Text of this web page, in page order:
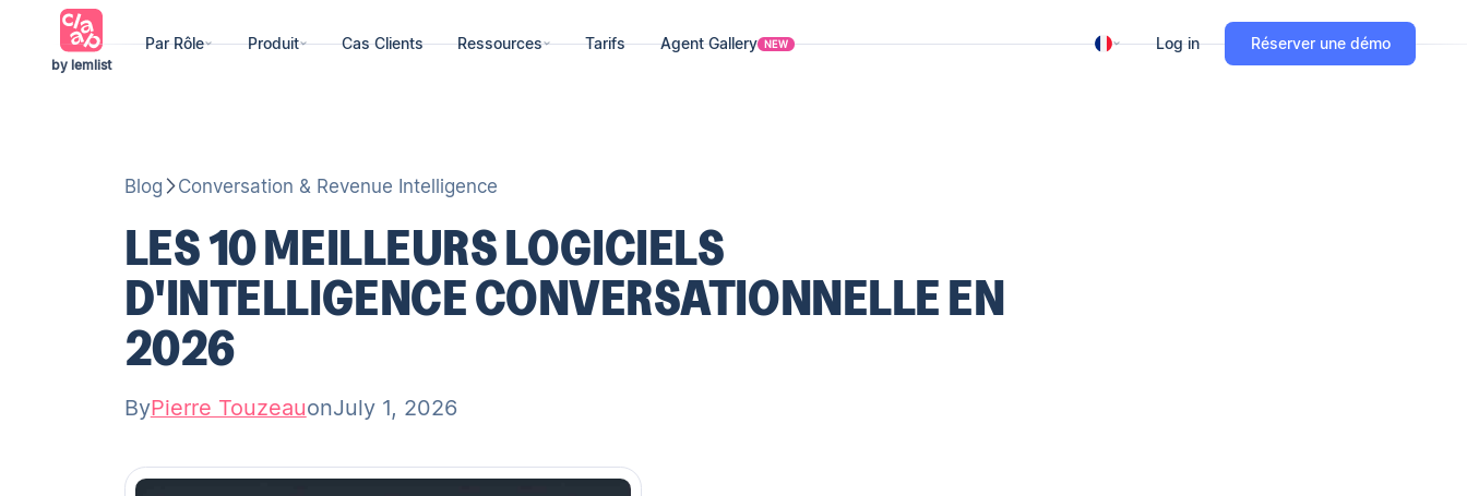
by lemlist
Par Rôle Produit Cas Clients Ressources Tarifs Agent Gallery NEW Log in Réserver une démo
Blog Conversation & Revenue Intelligence
LES 10 MEILLEURS LOGICIELS
D'INTELLIGENCE CONVERSATIONNELLE EN
2026
ByPierre TouzeauonJuly 1, 2026